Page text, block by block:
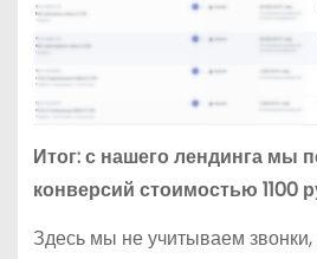
Итог: с нашего лендинга мы
конверсий стоимостью 1100
Здесь мы не учитываем